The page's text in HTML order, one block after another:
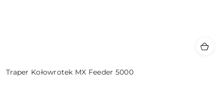
Traper Kołowrotek MX Feeder 5000